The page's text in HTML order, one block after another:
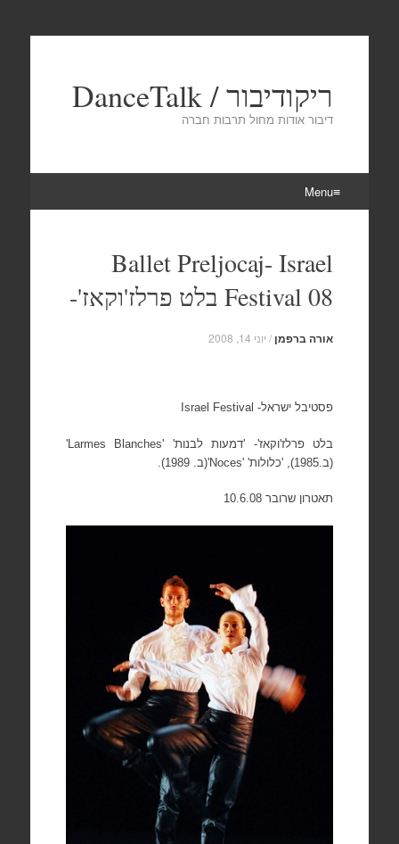
ריקודיבור / DanceTalk
דיבור אודות מחול תרבות חברה
Menu
content
Ballet Preljocaj- Israel
Festival 08 בלט פרלז'וקאז'-
אורה ברפמן / יוני 14, 2008
פסטיבל ישראל- Israel Festival
בלט פרלז'וקאז'- 'דמעות לבנות' 'Larmes Blanches'
(ב.1985), 'כלולות'
'Noces'(ב. 1989).
תאטרון שרובר 10.6.08